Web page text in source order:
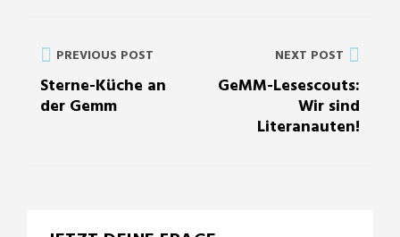
PREVIOUS POST
Sterne-Küche an
der Gemm
NEXT POST
GeMM-Lesescouts:
Wir sind
Literanauten!